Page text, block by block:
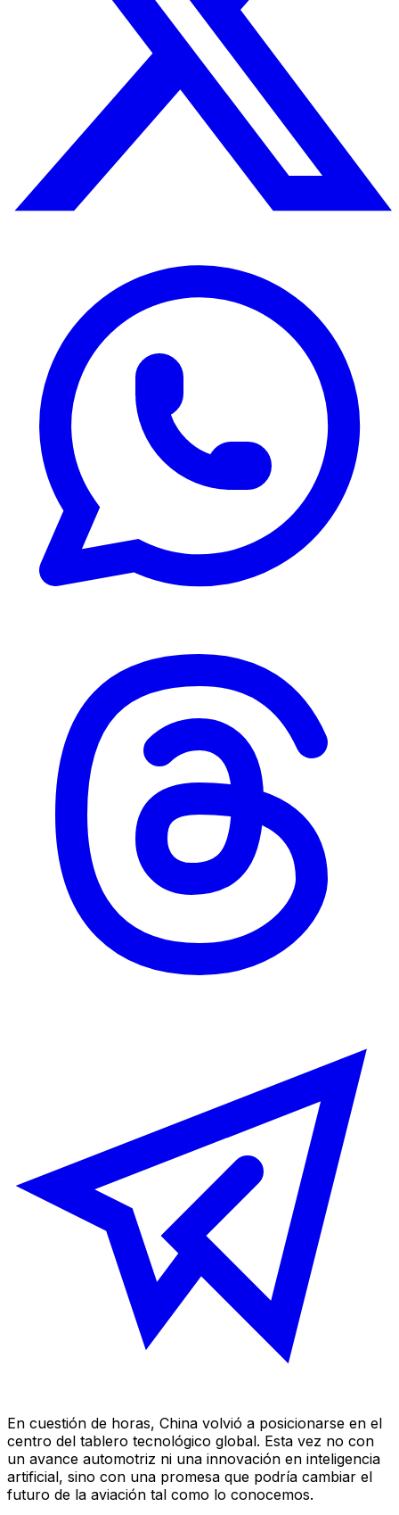
En cuestión de horas, China volvió a posicionarse en el
centro del tablero tecnológico global. Esta vez no con
un avance automotriz ni una innovación en inteligencia
artificial, sino con una promesa que podría cambiar el
futuro de la aviación tal como lo conocemos.